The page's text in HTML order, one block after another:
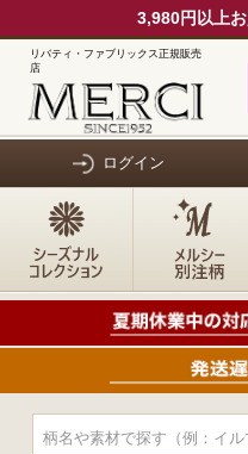
3,980円以上
リバティ・ファブリックス正規販売
店
ログイン